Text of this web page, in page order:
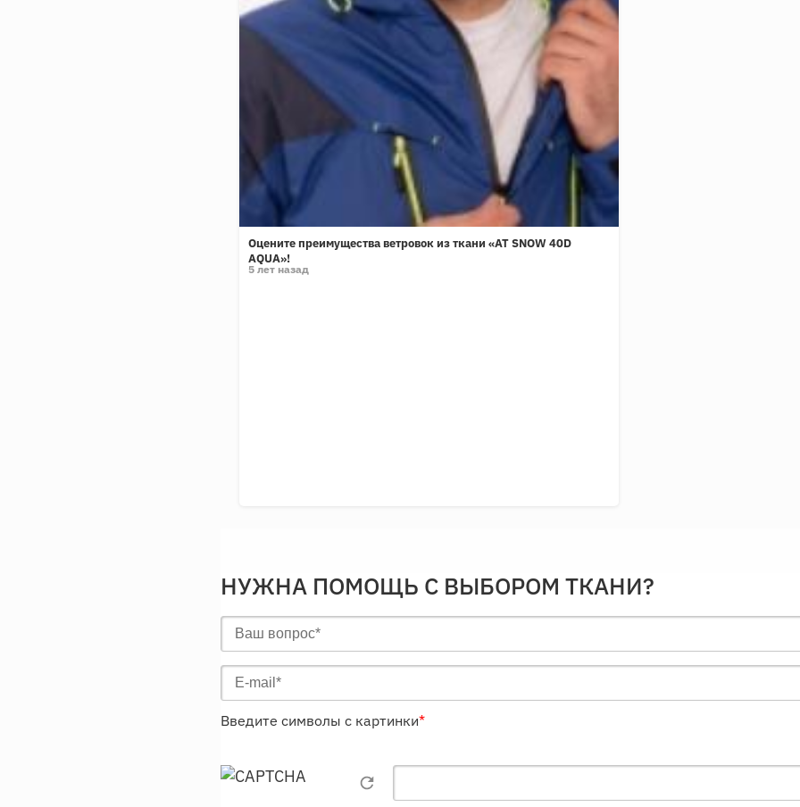
Оцените преимущества ветровок из ткани «AT SNOW 40D
AQUA»!
5 лет назад
НУЖНА ПОМОЩЬ С ВЫБОРОМ ТКАНИ?
Введите символы с картинки*